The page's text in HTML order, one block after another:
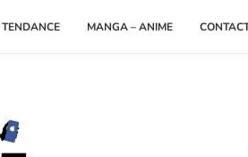
TENDANCE MANGA – ANIME